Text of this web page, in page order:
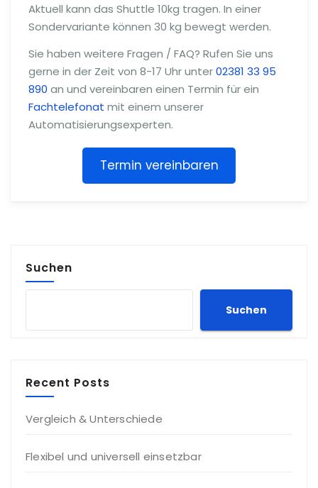
Aktuell kann das Shuttle 10kg tragen. In einer
Sondervariante können 30 kg bewegt werden.
Sie haben weitere Fragen / FAQ? Rufen Sie uns
gerne in der Zeit von 8-17 Uhr unter02381 33 95
890 an und vereinbaren einen Termin für ein
Fachtelefonat mit einem unserer
Automatisierungsexperten.
Termin vereinbaren
Suchen
Suchen
Recent Posts
Vergleich & Unterschiede
Flexibel und universell einsetzbar